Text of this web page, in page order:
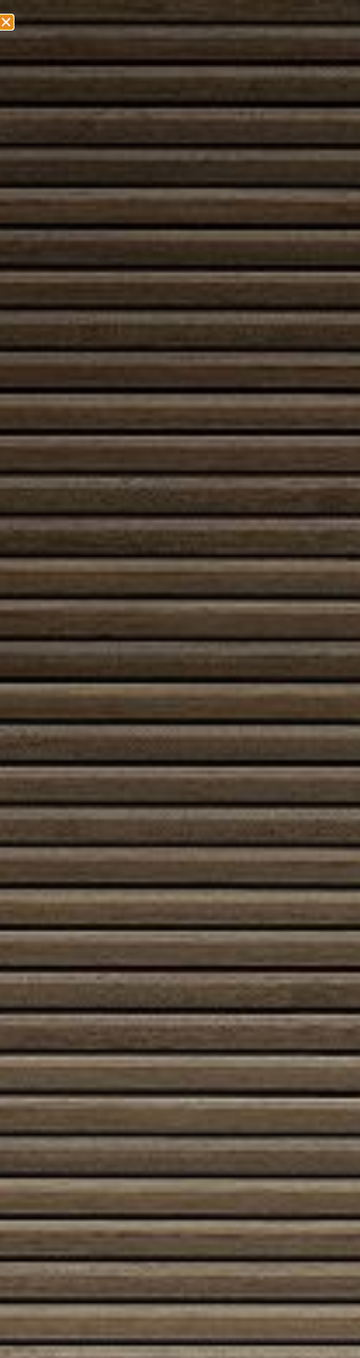
Olemme muuttamassa! Lisätietoa löydättäältä!
Valurautatakka
Valurautatakkaon suosittu valinta, kun halutaan
yhdistää nopea lämmöntuotto, pitkäikäinen rakenne
ja selkeä visuaalinen ilme. Valurauta johtaa lämpöä
lämpöä huoneeseen heti sytytyksen jälkeen, mutta
samalla sen massa pitää liekin hallittuna ja tekee
käytöstä ennakoitavaa. Valurautatakka toimii hyvin
sekä pää- että lisälämmönlähteenä, ja se
integroitavissa erilaisiin tiloihin tyyliltään selkeän,
joskus kevytsti rustiikin vivahteisen ulkomuotonsa
ansiosta.
Käytössä valurautatakka on suoraviivainen: kuiva puu
palaa kirkkaasti ja palaminen on helppo pitää
hallinnassa oikeilla ilmanottoasetuksilla. Valurauta
kestää toistuviakin lämpötilanvaihteluita ilman
halkeilua, mikä tekee siitä pitkäikäisen investoinnin.
Monissa malleissa on lasiluukku, joka tuo liekin näkyville
ja pitää huoneen tunnelman lämpimänä myös
visuaalisesti.
Asennus vaatii vakaan perustan ja riittävän
hormiyhteyden, mutta valurautatakat ovat usein
saneerauskohteiden yhteyteen. Huoltaminen on
helppoa: tuhka poistetaan säännöllisesti, palamisosa
tarkistetaan ja hormi nuohotetaan. Valurautatakka
pitää myös pintansa – sen pintakäsittely voidaan
päivittää tai säätää sisustukseen sopivaksi.
Valurautatakka tuo kotiin paitsi lämpöä myös
luonnetta. Se on käytännöllinen, kestävä ja
visuaalisesti vahva ratkaisu niille, jotka haluavat
tulisijan, joka toimii nopeasti mutta kestää aikaa. Olipa
tavoite arjen mukavuus tai tunnemaisema,
valurautatakka on luotettava sydän kodissa.
Etusivu/Kauppa/ Tuotteet avainsanalla
“Valurautatakka”
Austroflamm 120×45 S
5680,00€